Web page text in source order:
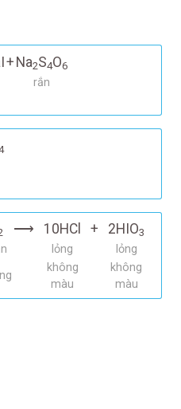
+ Na2S4O6
rắn
⟶ 10HCl + 2HIO3
lỏng
lỏng
không
màu
không
màu